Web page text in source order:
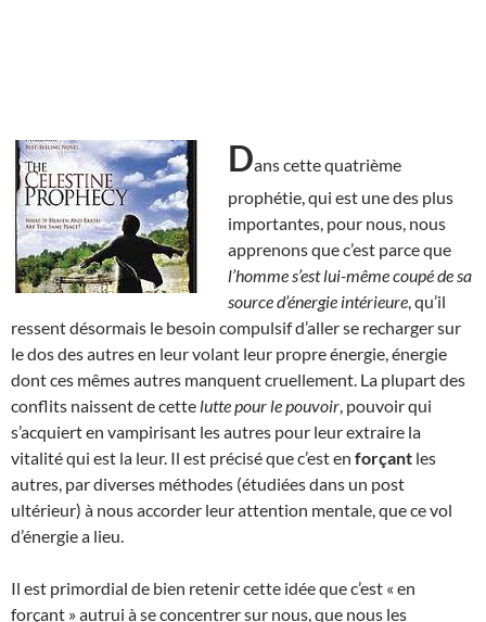
Dans cette quatrième
prophétie, qui est une des plus
importantes, pour nous, nous
apprenons que c’est parce que
l’homme s’est lui-même coupé de sa
source d’énergie intérieure , qu’il
ressent désormais le besoin compulsif d’aller se recharger sur
le dos des autres en leur volant leur propre énergie, énergie
dont ces mêmes autres manquent cruellement. La plupart des
conflits naissent de cette lutte pour le pouvoir , pouvoir qui
s’acquiert en vampirisant les autres pour leur extraire la
vitalité qui est la leur. Il est précisé que c’est en forçant les
autres, par diverses méthodes (étudiées dans un post
ultérieur) à nous accorder leur attention mentale, que ce vol
d’énergie a lieu.
Il est primordial de bien retenir cette idée que c’est « en
forçant » autrui à se concentrer sur nous, que nous les